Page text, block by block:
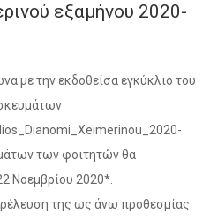
εξαμήνου 2020-
με την εκδοθείσα εγκύκλιο του
των φοιτητών θα
Νοεμβρίου 2020*.
της ως άνω προθεσμίας